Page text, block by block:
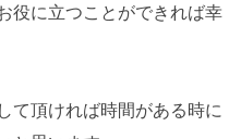
役に立つことができれば幸
て頂ければ時間がある時に